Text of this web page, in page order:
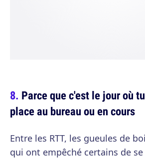
Parce que c'est le jour où
place au bureau ou en cours
Entre les RTT, les gueules de
qui ont empêché certains de se